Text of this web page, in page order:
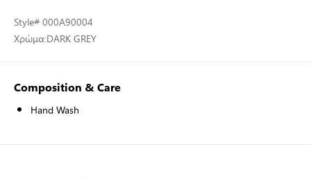
Style# 000A90004
Χρώμα:DARK GREY
Composition & Care
Hand Wash